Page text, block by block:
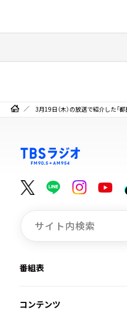
3月19日（木）の放送で紹介した「都
番組表
コンテンツ